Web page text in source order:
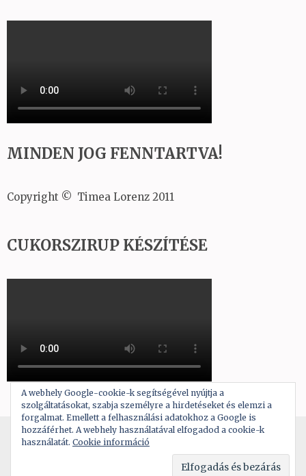
A webhely Google-cookie-k segítségével nyújtja a
szolgáltatásokat, szabja személyre a hirdetéseket és elemzi a
forgalmat. Emellett a felhasználási adatokhoz a Google is
hozzáférhet. A webhely használatával elfogadod a cookie-k
használatát. Cookie információ
MINDEN JOG FENNTARTVA!
Copyright © Timea Lorenz 2011
CUKORSZIRUP KÉSZÍTÉSE
Copyright © 2026A tortadíszítés alapjai
Rara Theme
WordPress